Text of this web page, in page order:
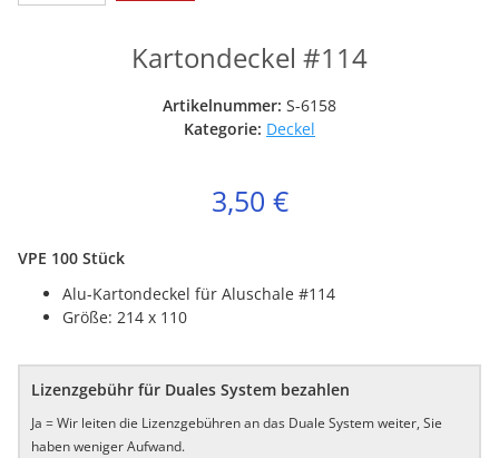
Kartondeckel #114
Artikelnummer: S-6158
Kategorie: Deckel
3,50 €
VPE 100 Stück
Alu-Kartondeckel für Aluschale #114
Größe: 214 x 110
Lizenzgebühr für Duales System bezahlen
Ja = Wir leiten die Lizenzgebühren an das Duale System weiter, Sie
haben weniger Aufwand.